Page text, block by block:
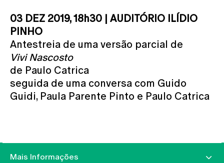
03 DEZ 2019, 18h30 | AUDITÓRIO ILÍDIO
PINHO
Antestreia de uma versão parcial de
Vivi Nascosto
de Paulo Catrica
seguida de uma conversa com Guido
Guidi, Paula Parente Pinto e Paulo Catrica
Mais Informações